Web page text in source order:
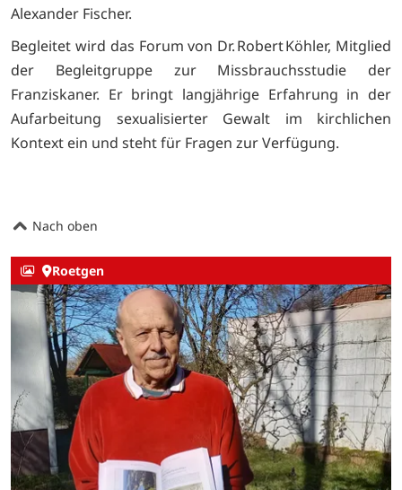
Alexander Fischer.
Begleitet wird das Forum von Dr. Robert Köhler, Mitglied
der Begleitgruppe zur Missbrauchsstudie der
Franziskaner. Er bringt langjährige Erfahrung in der
Aufarbeitung sexualisierter Gewalt im kirchlichen
Kontext ein und steht für Fragen zur Verfügung.
Nach oben
Roetgen